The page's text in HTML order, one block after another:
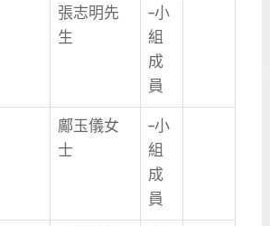
張志明先
生
–小
組
成
員
鄺玉儀女
士
–小
組
成
員